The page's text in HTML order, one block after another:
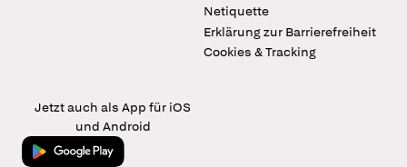
Netiquette
Erklärung zur Barrierefreiheit
Cookies & Tracking
Jetzt auch als App für iOS
und Android
Jetzt bei Google Play